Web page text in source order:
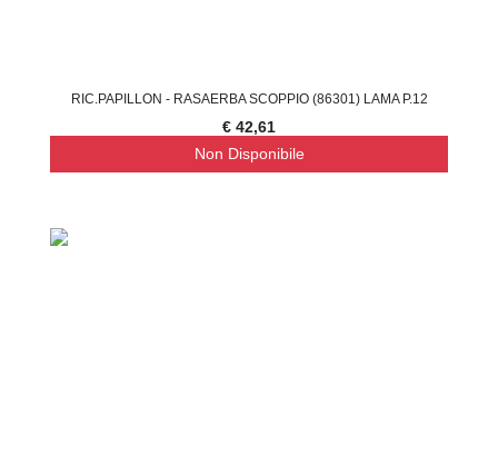
RIC.PAPILLON - RASAERBA SCOPPIO (86301) LAMA P.12
€ 42,61
Non Disponibile